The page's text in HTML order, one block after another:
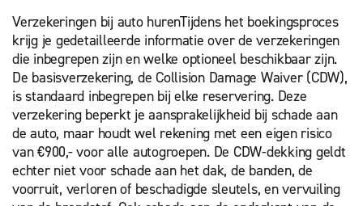
Verzekeringen bij auto hurenTijdens het boekingsproces
krijg je gedetailleerde informatie over de verzekeringen
die inbegrepen zijn en welke optioneel beschikbaar zijn.
De basisverzekering, de Collision Damage Waiver (CDW),
is standaard inbegrepen bij elke reservering. Deze
verzekering beperkt je aansprakelijkheid bij schade aan
de auto, maar houdt wel rekening met een eigen risico
van €900,- voor alle autogroepen. De CDW-dekking geldt
echter niet voor schade aan het dak, de banden, de
voorruit, verloren of beschadigde sleutels, en vervuiling